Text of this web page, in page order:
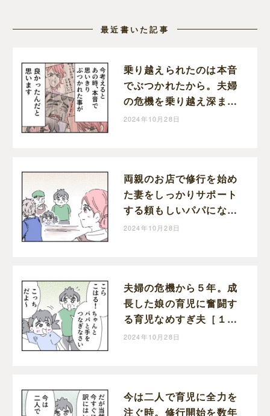
最近書いた記事
乗り越えられたのは本音
でぶつかれたから。夫婦
の危機を乗り越え深まっ
た家族の絆。育児なめす
2024年10月28日
両親のお店で修行を始め
た妻をしっかりサポート
する頼もしいパパになっ
た育児なめすぎ夫［２０
2024年10月28日
夫婦の危機から５年。成
長した娘の育児に奮闘す
る育児なめすぎ夫［１９
９］｜くまおのマンガ堂
2024年10月28日
今は二人で育児に全力を
注ぐ時。修行開始を数年